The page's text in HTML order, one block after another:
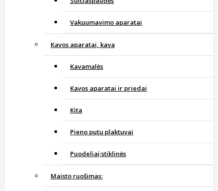
Vakuumavimo aparatai
Kavos aparatai, kava
Kavamalės
Kavos aparatai ir priedai
Kita
Pieno putų plaktuvai
Puodeliai;stiklinės
Maisto ruošimas: